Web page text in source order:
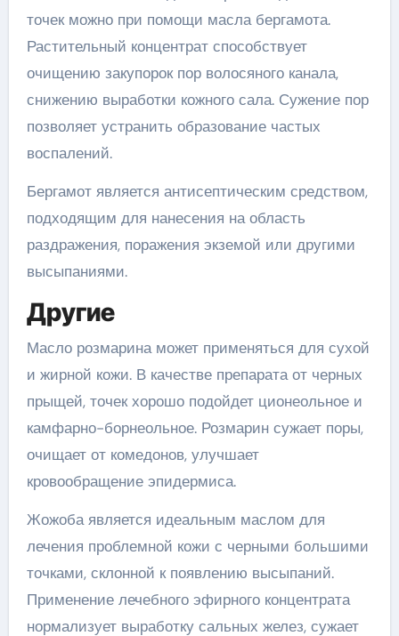
точек можно при помощи масла бергамота.
Растительный концентрат способствует
очищению закупорок пор волосяного канала,
снижению выработки кожного сала. Сужение пор
позволяет устранить образование частых
воспалений.
Бергамот является антисептическим средством,
подходящим для нанесения на область
раздражения, поражения экземой или другими
высыпаниями.
Другие
Масло розмарина может применяться для сухой
и жирной кожи. В качестве препарата от черных
прыщей, точек хорошо подойдет ционеольное и
камфарно-борнеольное. Розмарин сужает поры,
очищает от комедонов, улучшает
кровообращение эпидермиса.
Жожоба является идеальным маслом для
лечения проблемной кожи с черными большими
точками, склонной к появлению высыпаний.
Применение лечебного эфирного концентрата
нормализует выработку сальных желез, сужает